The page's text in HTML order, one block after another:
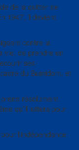
de la quitter de
1947, il devient
contre la
vie, de prendre en
ses
du Bumidom, et
résolument
qu’il luttera pour
l’indépendance